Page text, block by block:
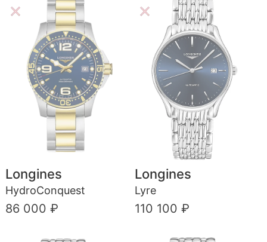
Longines
HydroConquest
86 000 ₽
Longines
Lyre
110 100 ₽